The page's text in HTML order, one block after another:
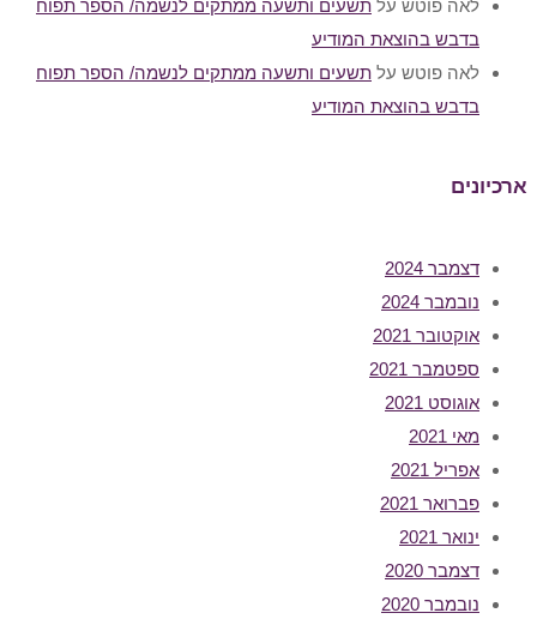
לאה פוטש על תשעים ותשעה ממתקים לנשמה/ הספר תפוח
בדבש בהוצאת המודיע
לאה פוטש על תשעים ותשעה ממתקים לנשמה/ הספר תפוח
בדבש בהוצאת המודיע
ארכיונים
דצמבר 2024
נובמבר 2024
אוקטובר 2021
ספטמבר 2021
אוגוסט 2021
מאי 2021
אפריל 2021
פברואר 2021
ינואר 2021
דצמבר 2020
נובמבר 2020